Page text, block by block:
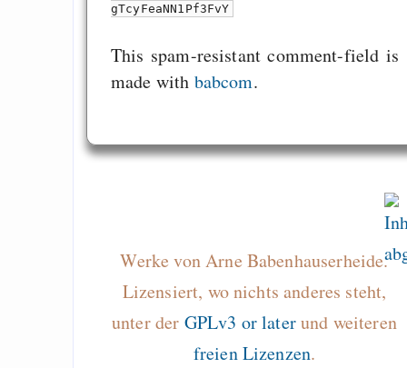
gTcyFeaNN1Pf3FvY
This spam-resistant comment-field is
made with babcom.
Werke von Arne Babenhauserheide.
Lizensiert, wo nichts anderes steht,
unter der GPLv3 or laterund weiteren
freien Lizenzen.